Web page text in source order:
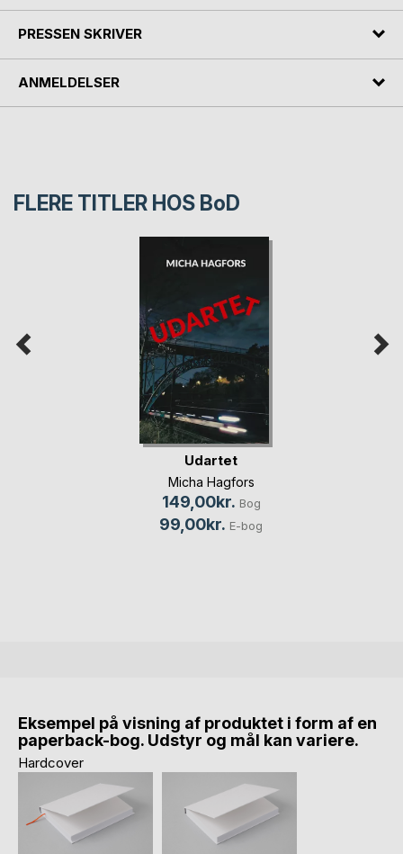
PRESSEN SKRIVER
ANMELDELSER
FLERE TITLER HOS BoD
Udartet
Micha Hagfors
149,00kr. Bog
99,00kr. E-bog
Eksempel på visning af produktet i form af en
paperback-bog. Udstyr og mål kan variere.
Hardcover